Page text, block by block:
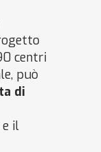
centri
può
di
il